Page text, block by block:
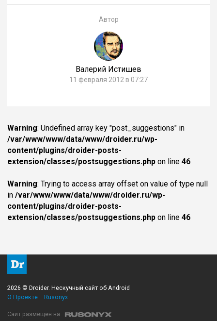
Автор
Валерий Истишев
11 февраля 2012 в 07:27
Warning: Undefined array key "post_suggestions" in
/var/www/www/data/www/droider.ru/wp-
content/plugins/droider-posts-
extension/classes/postsuggestions.php on line 46
Warning: Trying to access array offset on value of type null
in /var/www/www/data/www/droider.ru/wp-
content/plugins/droider-posts-
extension/classes/postsuggestions.php on line 46
2026 © Droider. Нескучный сайт об Android
О Проекте
Rusonyx
Сайт размещен на